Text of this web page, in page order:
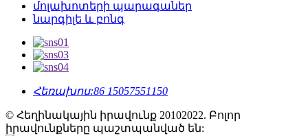
մոլախոտերի պարագաներ
նարգիլե և բոնգ
Հեռախոս:86 15057551150
© Հեղինակային իրավունք 20102022. Բոլոր
իրավունքները պաշտպանված են: